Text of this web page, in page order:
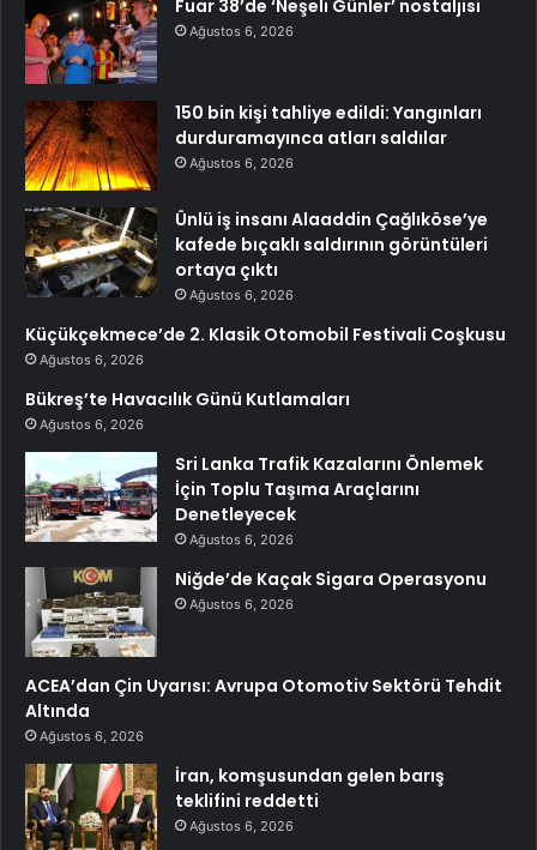
Fuar 38’de ‘Neşeli Günler’ nostaljisi
Ağustos 6, 2026
150 bin kişi tahliye edildi: Yangınları
durduramayınca atları saldılar
Ağustos 6, 2026
Ünlü iş insanı Alaaddin Çağlıköse’ye
kafede bıçaklı saldırının görüntüleri
ortaya çıktı
Ağustos 6, 2026
Küçükçekmece’de 2. Klasik Otomobil Festivali Coşkusu
Ağustos 6, 2026
Bükreş’te Havacılık Günü Kutlamaları
Ağustos 6, 2026
Sri Lanka Trafik Kazalarını Önlemek
İçin Toplu Taşıma Araçlarını
Denetleyecek
Ağustos 6, 2026
Niğde’de Kaçak Sigara Operasyonu
Ağustos 6, 2026
ACEA’dan Çin Uyarısı: Avrupa Otomotiv Sektörü Tehdit
Altında
Ağustos 6, 2026
İran, komşusundan gelen barış
teklifini reddetti
Ağustos 6, 2026